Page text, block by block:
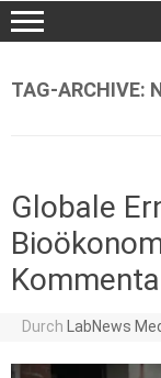
TAG-ARCHIVE:
Globale
Durch LabNews